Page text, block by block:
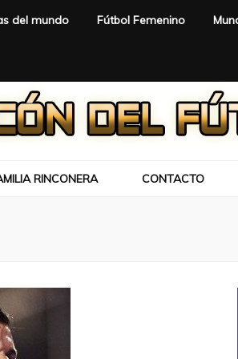
del mundo Fútbol Femenino
RINCONERA CONTACTO